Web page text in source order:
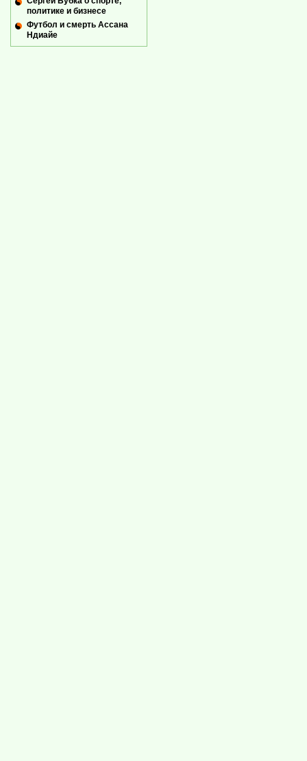
политике и бизнесе
Футбол и смерть Ассана
Ндиайе